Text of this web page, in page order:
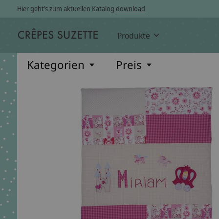
Hier geht’s zum aktuellen Katalog download
Produkte
Kategorien Preis